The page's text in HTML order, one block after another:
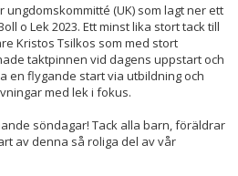
ungdomskommitté (UK) som lagt ner ett
o Lek 2023. Ett minst lika stort tack till
Kristos Tsilkos som med stort
taktpinnen vid dagens uppstart och
en flygande start via utbildning och
med lek i fokus.
söndagar! Tack alla barn, föräldrar
av denna så roliga del av vår